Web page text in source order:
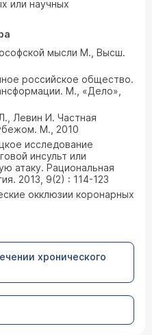
или научных
мысли М., Высш.
российское общество.
М., «Дело»,
Левин И. Частная
М., 2010
исследование
инсульт или
атаку. Рациональная
2013, 9(2) : 114-123
окклюзии коронарных
хронического